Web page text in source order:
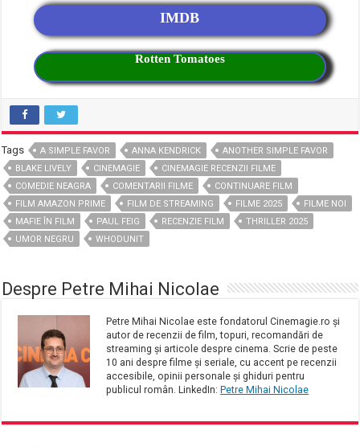
IMDB
Rotten Tomatoes
Tags A SIMPLE FAVOR ANNA KENDRICK
ANOTHER SIMPLE FAVOR
BLAKE LIVELY
CINEMAGIE
CINEMAGIE RECENZII FILME
COMEDIE NEAGRA
COMENTARII FILME
CONTINUARE FILM
FILM AMAZON PRIME
FILM DE STREAMING FILME 2025
FILME NOI
MAFIE ÎN FILM
PAUL FEIG RECENZIE FILM
THRILLER 2025
UMOR NEGRU
WHODUNIT
Despre Petre Mihai Nicolae
Petre Mihai Nicolae este fondatorul Cinemagie.ro și
autor de recenzii de film, topuri, recomandări de
streaming și articole despre cinema. Scrie de peste
10 ani despre filme și seriale, cu accent pe recenzii
accesibile, opinii personale și ghiduri pentru
publicul român. LinkedIn:Petre Mihai Nicolae